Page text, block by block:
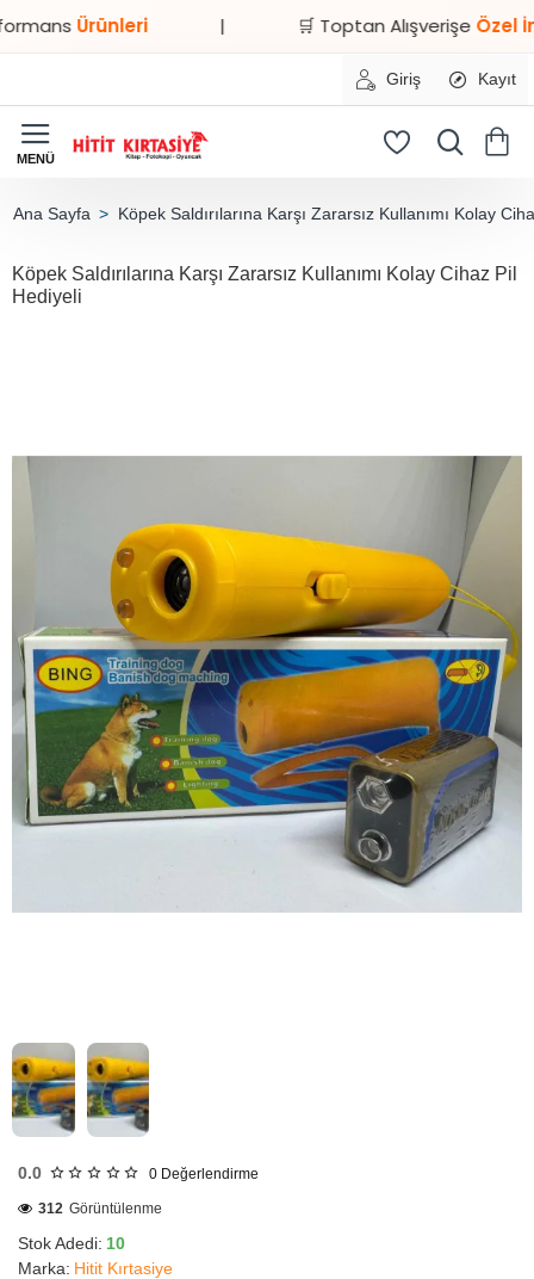
Ürünleri 🛒 Toptan AlışverişeÖzel
Giriş Kayıt
Köpek Saldırılarına Karşı Zararsız Kullanımı Kolay
Köpek Saldırılarına Karşı Zararsız Kullanımı Kolay Cihaz Pil
Hediyeli
TESLİMAT
0.0 0 Değerlendirme
Stok Adedi: 10
Marka: Hitit Kırtasiye
312 Görüntülenme